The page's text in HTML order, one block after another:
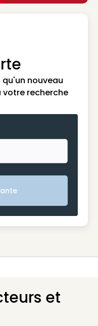
nouveau
recherche
suivante
et